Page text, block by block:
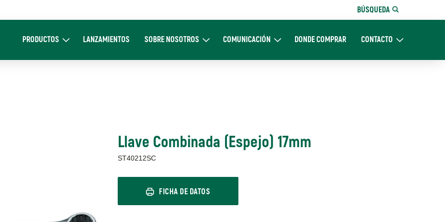
BÚSQUEDA
navigation
PRODUCTOSExpand ProductosLANZAMIENTOS SOBRE NOSOTROSExpand Sobre NosotrosCOMUNICACIÓNExpand ComunicaciónDONDE COMPRAR CONTACTOExpand CONTACTO
Llave Combinada (Espejo) 17mm
ST40212SC
FICHA DE DATOS